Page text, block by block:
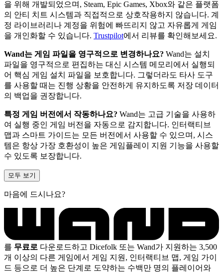
을 위해 개발되었으며, Steam, Epic Games, Xbox와 같은 플랫폼
의 안티 치트 시스템과 직접적으로 상호작용하지 않습니다. 계
정 라이브러리나 계정을 위험에 빠뜨리지 않고 자유롭게 게임
을 개인화할 수 있습니다. Trustpilot에서 리뷰를 확인해보세요.
Wand는 게임 파일을 영구적으로 변경하나요? Wand는 설치
파일을 영구적으로 편집하는 대신 시스템 메모리에서 실행되
어 핵심 게임 설치 파일을 보호합니다. 그렇더라도 타사 도구
를 사용할 때는 진행 상황을 안전하게 유지하도록 저장 데이터
의 백업을 권장합니다.
특정 게임 버전에서 작동하나요? Wand는 고급 기술을 사용하
여 실행 중인 게임 버전을 자동으로 감지합니다. 인터랙티브
맵과 스마트 가이드는 모든 버전에서 사용할 수 있으며, 시스
템은 항상 가장 호환성이 높은 게임플레이 지원 기능을 사용할
수 있도록 보장합니다.
모두 보기
마음에 드시나요?
를 무료로 다운로드하고 Dicefolk 또는 Wand가 지원하는 3,500
개 이상의 다른 게임에서 게임 지원, 인터랙티브 맵, 게임 가이
드 등으로 더 높은 단계로 도약하는 수백만 명의 플레이어와